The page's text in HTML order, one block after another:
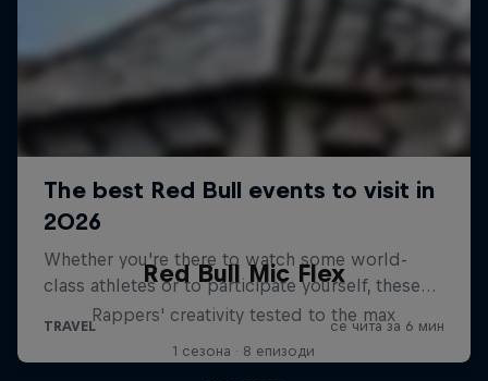
Red Bull Mic Flex
Rappers' creativity tested to the max
1 сезона · 8 епизоди